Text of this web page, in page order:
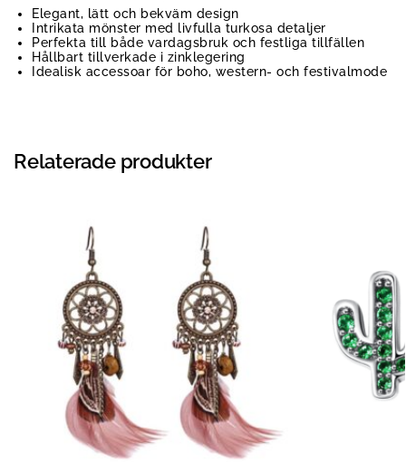
Elegant, lätt och bekväm design
Intrikata mönster med livfulla turkosa detaljer
Perfekta till både vardagsbruk och festliga tillfällen
Hållbart tillverkade i zinklegering
Idealisk accessoar för boho, western- och festivalmode
Relaterade produkter